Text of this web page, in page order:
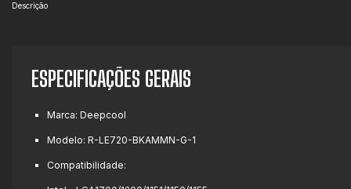
Descrição
ESPECIFICAÇÕES GERAIS
Marca: Deepcool
Modelo: R-LE720-BKAMMN-G-1
Compatibilidade: